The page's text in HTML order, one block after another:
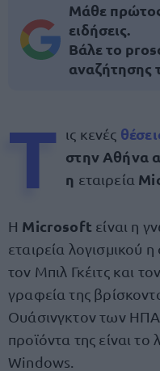
Μάθε πρώτος
ειδήσεις.
Βάλε το
αναζήτησης
Τ ις κενές
στην Αθήνα
η εταιρεία
Η Microsoft είναι η
εταιρεία λογισμικού
τον Μπιλ Γκέιτς και
γραφεία της
Ουάσινγκτον των
προϊόντα της είναι
Windows.